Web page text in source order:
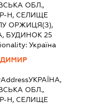
ОБЛ.,
Н, СЕЛИЩЕ
ОРЖИЦЯ(З),
БУДИНОК 25
Україна
УКРАЇНА,
ОБЛ.,
Н, СЕЛИЩЕ